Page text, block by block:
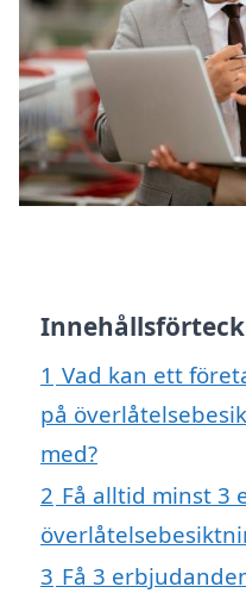
1 Vad kan ett
på
med?
2 Få alltid minst 3
3 Få 3